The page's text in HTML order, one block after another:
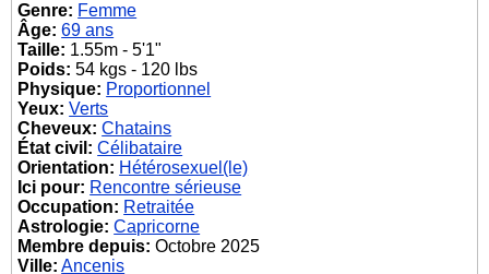
Genre: Femme
Âge: 69 ans
Taille: 1.55m - 5'1"
Poids: 54 kgs - 120 lbs
Physique: Proportionnel
Yeux: Verts
Cheveux: Chatains
État civil: Célibataire
Orientation: Hétérosexuel(le)
Ici pour: Rencontre sérieuse
Occupation: Retraitée
Astrologie: Capricorne
Membre depuis: Octobre 2025
Ville: Ancenis